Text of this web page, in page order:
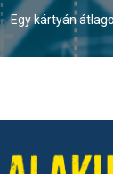
-Egy kártyán